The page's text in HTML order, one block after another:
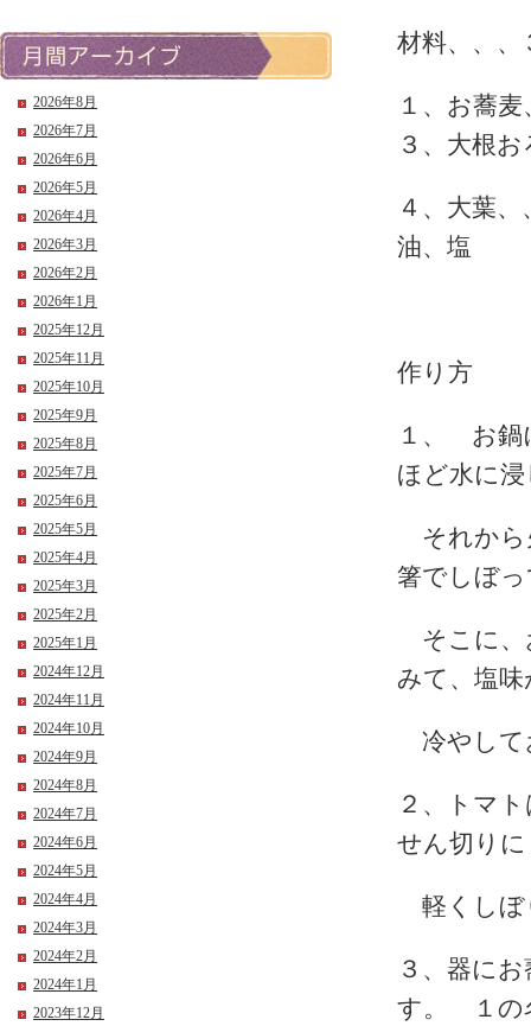
材料、、、
１、お蕎
３、大根
４、大葉
油、塩
作り方
１、 お鍋
ほど水に
それから
箸でしぼ
そこに、
みて、塩
冷やして
２、トマ
せん切り
軽くしぼ
３、器に
す。 １の
2026年8月
2026年7月
2026年6月
2026年5月
2026年4月
2026年3月
2026年2月
2026年1月
2025年12月
2025年11月
2025年10月
2025年9月
2025年8月
2025年7月
2025年6月
2025年5月
2025年4月
2025年3月
2025年2月
2025年1月
2024年12月
2024年11月
2024年10月
2024年9月
2024年8月
2024年7月
2024年6月
2024年5月
2024年4月
2024年3月
2024年2月
2024年1月
2023年12月